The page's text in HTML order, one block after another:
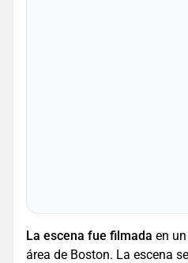
La escena fue filmada en
área de Boston. La escena